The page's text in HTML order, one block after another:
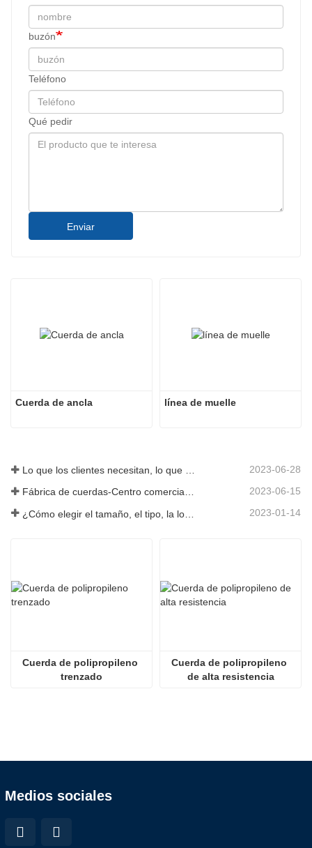
buzón
Teléfono
Qué pedir
Enviar
Cuerda de ancla línea de muelle
2023-06-28
Fábrica de cuerdas-Centro comercial integral-Tai an Rope LTD 2023-06-15
2023-01-14
Cuerda de polipropileno
trenzado
Cuerda de polipropileno
de alta resistencia
Medios sociales